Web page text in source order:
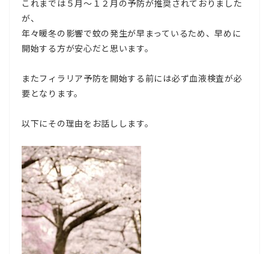
これまでは５月～１２月の予防が推奨されておりました
が、
年々暖冬の影響で蚊の発生が早まっているため、早めに
開始する方が安心だと思います。
またフィラリア予防を開始する前には必ず血液検査が必
要となります。
以下にその理由をお話しします。